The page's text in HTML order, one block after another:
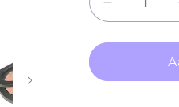
Aantal
verlagen
voor
Color